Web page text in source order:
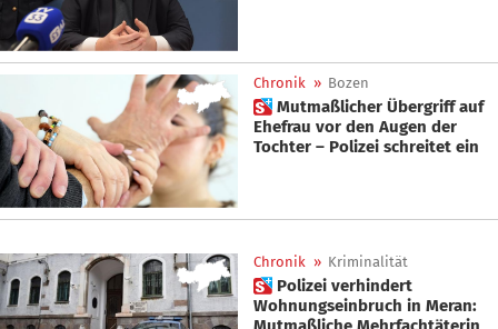
Chronik » Bozen
 Mutmaßlicher Übergriff auf
Ehefrau vor den Augen der
Tochter – Polizei schreitet ein
Chronik » Kriminalität
 Polizei verhindert
Wohnungseinbruch in Meran: